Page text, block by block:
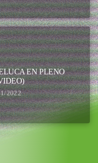
EN PLENO
2022